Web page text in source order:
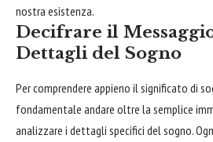
nostra esistenza.
Decifrare il
Dettagli del Sogno
Per comprendere appieno il significato di
fondamentale andare oltre la semplice
analizzare i dettagli specifici del sogno.